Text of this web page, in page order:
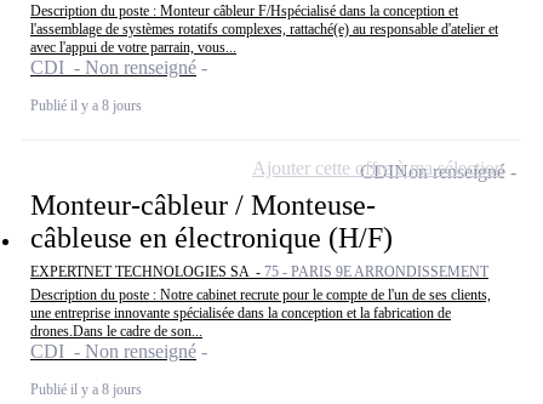
Description du poste : Monteur câbleur F/Hspécialisé dans la conception et
l'assemblage de systèmes rotatifs complexes, rattaché(e) au responsable d'atelier et
avec l'appui de votre parrain, vous...
CDI - Non renseigné
Publié il y a 8 jours
Monteur-câbleur / Monteuse-
câbleuse en électronique (H/F)
EXPERTNET TECHNOLOGIES SA - 75 - PARIS 9E ARRONDISSEMENT
Description du poste : Notre cabinet recrute pour le compte de l'un de ses clients,
une entreprise innovante spécialisée dans la conception et la fabrication de
drones.Dans le cadre de son...
CDI - Non renseigné
Publié il y a 8 jours
CDINon renseigné
Ajouter cette offre à ma sélection